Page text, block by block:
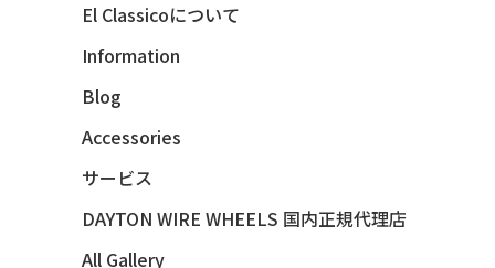
47 CHEVY FLEETMASTER CONV
48 CHEVY 3100 *Q-CHINCO
48 CHEVY FLEET AEROSEDAN
48 CHEVY FLEETMASTER CONV
El Classicoについて
Information
Blog
Accessories
サービス
DAYTON WIRE WHEELS 国内正規代理店
All Gallery